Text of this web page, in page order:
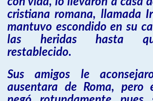
cristiana romana, llamada
mantuvo escondido en su
las heridas hasta
restablecido.
Sus amigos le
ausentara de Roma, pero